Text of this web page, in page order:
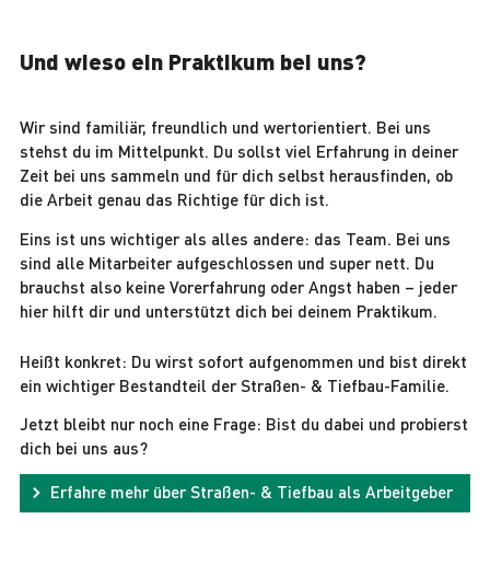
Und wieso ein Praktikum bei uns?
Wir sind familiär, freundlich und wertorientiert. Bei uns
stehst du im Mittelpunkt. Du sollst viel Erfahrung in deiner
Zeit bei uns sammeln und für dich selbst herausfinden, ob
die Arbeit genau das Richtige für dich ist.
Eins ist uns wichtiger als alles andere: das Team. Bei uns
sind alle Mitarbeiter aufgeschlossen und super nett. Du
brauchst also keine Vorerfahrung oder Angst haben – jeder
hier hilft dir und unterstützt dich bei deinem Praktikum.
Heißt konkret: Du wirst sofort aufgenommen und bist direkt
ein wichtiger Bestandteil der Straßen- & Tiefbau-Familie.
Jetzt bleibt nur noch eine Frage: Bist du dabei und probierst
dich bei uns aus?
Erfahre mehr über Straßen- & Tiefbau als Arbeitgeber